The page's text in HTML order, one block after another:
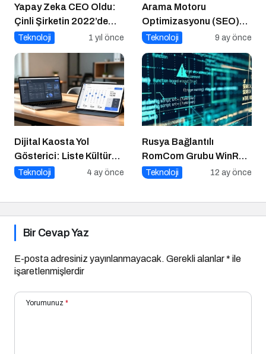
Yapay Zeka CEO Oldu:
Çinli Şirketin 2022’de
Attığı Adım Yeniden
Teknoloji 1 yıl önce
Arama Motoru
Optimizasyonu (SEO)
Nedir? Etkili SEO İçin 10
Teknoloji 9 ay önce
Dijital Kaosta Yol
Gösterici: Liste Kültürü
ve İnteraktif Çözümlerin
Teknoloji 4 ay önce
Rusya Bağlantılı
RomCom Grubu WinRAR
Açığını Hedef Aldı
Teknoloji 12 ay önce
Bir Cevap Yaz
E-posta adresiniz yayınlanmayacak. Gerekli alanlar* ile
işaretlenmişlerdir
Yorumunuz *